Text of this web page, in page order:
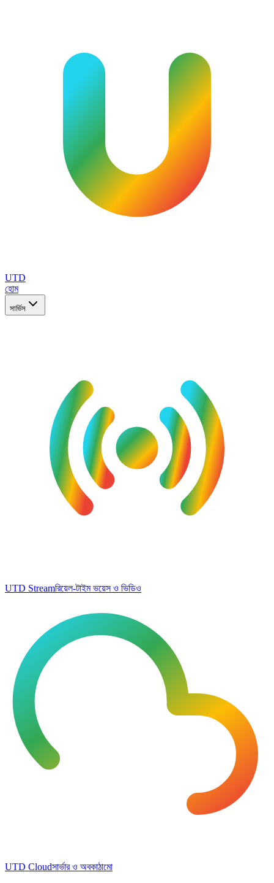
UTD
হোম
সার্ভিস
UTD Streamরিয়েল-টাইম ভয়েস ও ভিডিও
UTD Cloudসার্ভার ও অবকাঠামো